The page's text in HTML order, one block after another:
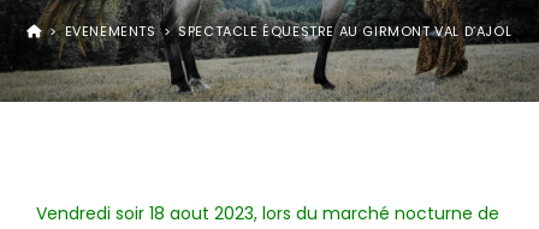
> EVENEMENTS > SPECTACLE ÉQUESTRE AU GIRMONT VAL D’AJOL
Vendredi soir 18 aout 2023, lors du marché nocturne de